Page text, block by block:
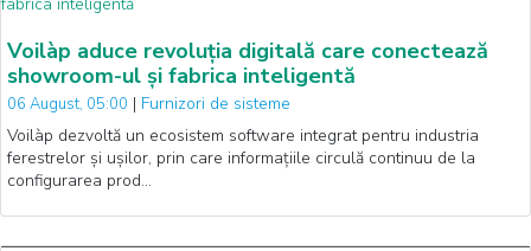
Voilàp aduce revoluția digitală care conectează
showroom-ul și fabrica inteligentă
06 August, 05:00 | Furnizori de sisteme
Voilàp dezvoltă un ecosistem software integrat pentru industria
ferestrelor și ușilor, prin care informațiile circulă continuu de la
configurarea prod…